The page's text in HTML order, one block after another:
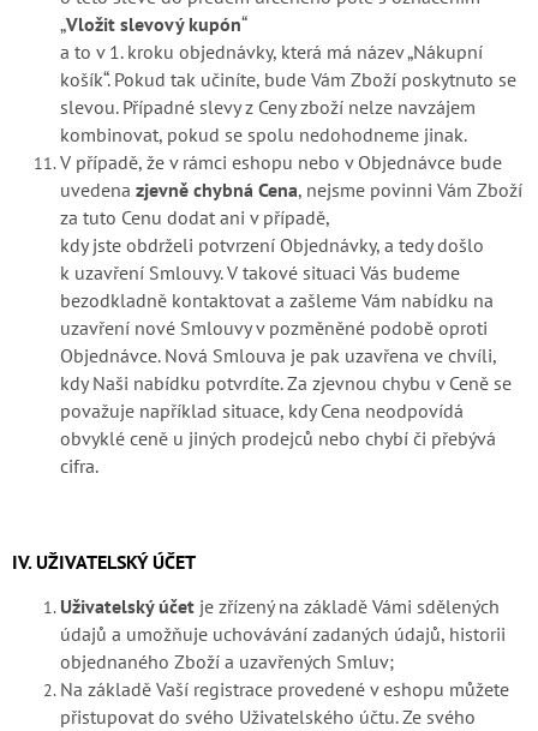
„Vložit slevový kupón“
a to v 1. kroku objednávky, která má název „Nákupní
košík“. Pokud tak učiníte, bude Vám Zboží poskytnuto se
slevou. Případné slevy z Ceny zboží nelze navzájem
kombinovat, pokud se spolu nedohodneme jinak.
V případě, že v rámci eshopu nebo v Objednávce bude
uvedena zjevně chybná Cena, nejsme povinni Vám Zboží
za tuto Cenu dodat ani v případě,
kdy jste obdrželi potvrzení Objednávky, a tedy došlo
k uzavření Smlouvy. V takové situaci Vás budeme
bezodkladně kontaktovat a zašleme Vám nabídku na
uzavření nové Smlouvy v pozměněné podobě oproti
Objednávce. Nová Smlouva je pak uzavřena ve chvíli,
kdy Naši nabídku potvrdíte. Za zjevnou chybu v Ceně se
považuje například situace, kdy Cena neodpovídá
obvyklé ceně u jiných prodejců nebo chybí či přebývá
cifra.
IV. UŽIVATELSKÝ ÚČET
Uživatelský účet je zřízený na základě Vámi sdělených
údajů a umožňuje uchovávání zadaných údajů, historii
objednaného Zboží a uzavřených Smluv;
Na základě Vaší registrace provedené v eshopu můžete
přistupovat do svého Uživatelského účtu. Ze svého